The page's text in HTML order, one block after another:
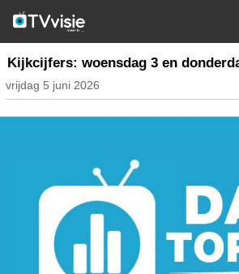
nieuws belgië
Kijkcijfers: woensdag 3 en
vrijdag 5 juni 2026